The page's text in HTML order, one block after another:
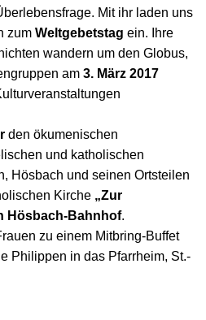
Mit ihr laden uns
zum Weltgebetstag ein. Ihre
wandern um den Globus,
am 3. März 2017
den ökumenischen
und katholischen
Hösbach und seinen Ortsteilen
Kirche „Zur
Hösbach-Bahnhof.
zu einem Mitbring-Buffet
Philippen in das Pfarrheim, St.-